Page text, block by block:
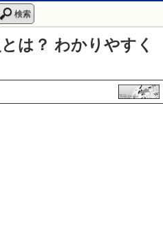
検索
は？ わかりやすく